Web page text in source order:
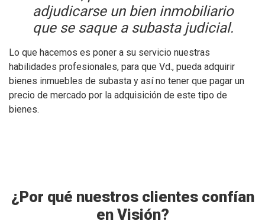
adjudicarse un bien inmobiliario
que se saque a subasta judicial.
Lo que hacemos es poner a su servicio nuestras
habilidades profesionales, para que Vd., pueda adquirir
bienes inmuebles de subasta y así no tener que pagar un
precio de mercado por la adquisición de este tipo de
bienes.
¿Por qué nuestros clientes confían
en Visión?